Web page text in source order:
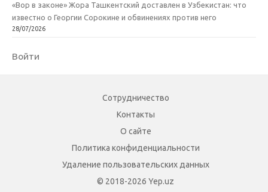
«Вор в законе» Жора Ташкентский доставлен в Узбекистан: что
известно о Георгии Сорокине и обвинениях против него
28/07/2026
Войти
Сотрудничество
Контакты
О сайте
Политика конфиденциальности
Удаление пользовательских данных
© 2018-2026 Yep.uz